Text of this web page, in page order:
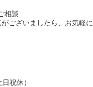
ございましたら、お気軽に
祝休）